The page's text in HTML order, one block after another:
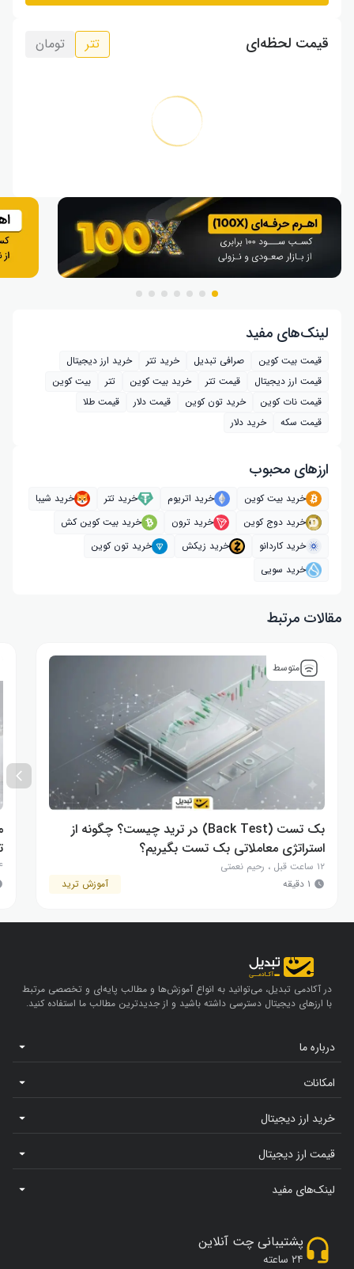
قیمت لحظه‌ای تتر تومان
لینک‌های مفید
قیمت بیت کوین صرافی تبدیل خرید تتر
خرید ارز دیجیتال
قیمت ارز دیجیتال
قیمت تتر خرید بیت‌ کوین تتر
بیت کوین
قیمت نات کوین
خرید تون کوین قیمت دلار
قیمت طلا
قیمت سکه
خرید دلار
ارز‌های محبوب
خرید بیت کوین خرید اتریوم خرید تتر
خرید شیبا
خرید دوج کوین
خرید ترون
خرید بیت کوین کش
خرید کاردانو
خرید زیکش
خرید تون کوین
خرید سویی
مقالات مرتبط
متوسط
بک تست (Back Test) در ترید چیست؟ چگونه از
استراتژی معاملاتی بک تست بگیریم؟
۱۲ ساعت قبل ، رحیم نعمتی
۱ دقیقه
آموزش ترید
در آکادمی تبدیل، می‌توانید به انواع آموزش‌ها و مطالب پایه‌ای و تخصصی مرتبط
با ارزهای دیجیتال دسترسی داشته باشید و از جدیدترین مطالب ما استفاده کنید.
درباره ما
امکانات
خرید ارز دیجیتال
قیمت ارز دیجیتال
لینک‌های مفید
پشتیبانی چت آنلاین
۲۴ ساعته